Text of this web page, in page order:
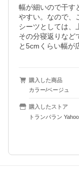
幅が細いので干す
やすい。なので、
シーツとしては、
その分寝返りなど
と5cmくらい幅が
購入した商品
カラー/ベージュ
購入したストア
トランパラン